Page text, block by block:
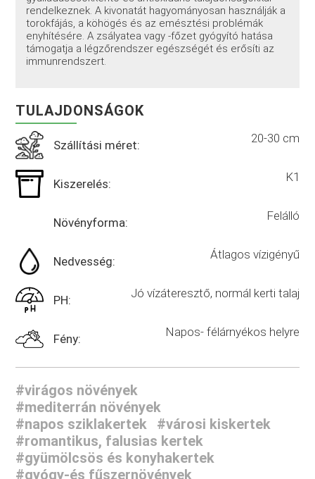
rendelkeznek. A kivonatát hagyományosan használják a
torokfájás, a köhögés és az emésztési problémák
enyhítésére. A zsályatea vagy -főzet gyógyító hatása
támogatja a légzőrendszer egészségét és erősíti az
immunrendszert.
TULAJDONSÁGOK
Szállítási méret: 20-30 cm
Kiszerelés: K1
Növényforma: Felálló
Nedvesség: Átlagos vízigényű
PH: Jó vízáteresztő, normál kerti talaj
Fény: Napos- félárnyékos helyre
#virágos növények
#mediterrán növények
#napos sziklakertek
#városi kiskertek
#romantikus, falusias kertek
#gyümölcsös és konyhakertek
#gyógy-és fűszernövények